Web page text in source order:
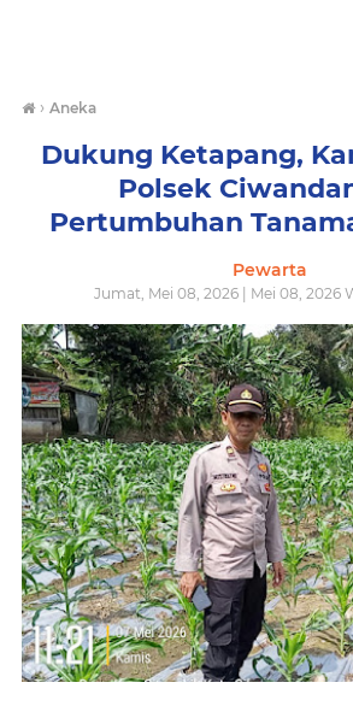
› Aneka
Dukung Ketapang,
Polsek
Pertumbuhan
Pewarta
Jumat, Mei 08, 2026 | Mei 08, 2026